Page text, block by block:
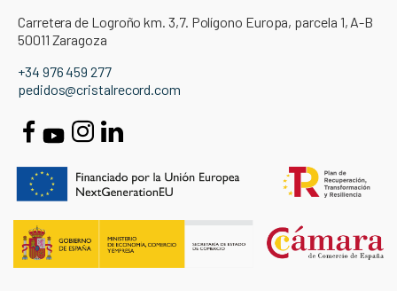
Carretera de Logroño km. 3,7. Polígono Europa, parcela 1, A-B
50011 Zaragoza
+34 976 459 277
pedidos@cristalrecord.com